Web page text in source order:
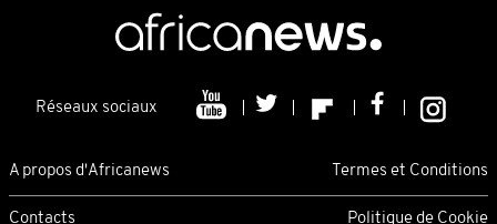
Réseaux sociaux
A propos d'Africanews Termes et Conditions
Contacts Politique de Cookie